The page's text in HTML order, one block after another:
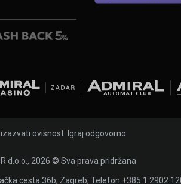
ovisnost. Igraj odgovorno.
d.o.o., 2026 © Sva prava pridržana
cesta 36b, Zagreb; Telefon +385 1 2902